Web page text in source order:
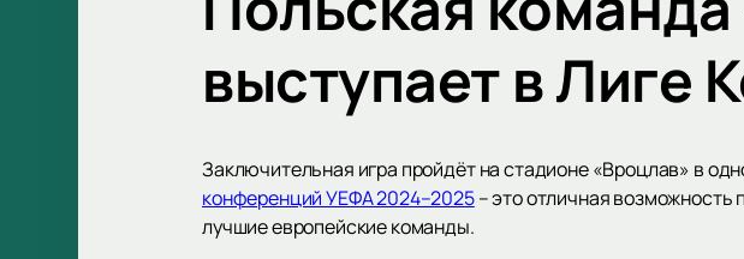
выступает в Лиге
Заключительная игра пройдёт на стадионе «Вроцлав» в
конференций УЕФА 2024–2025– это отличная возможность
лучшие европейские команды.